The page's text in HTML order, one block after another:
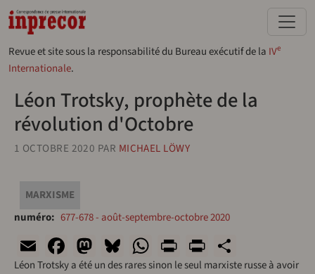
Aller au contenu principal
Revue et site sous la responsabilité du Bureau exécutif de la IVe
Internationale.
Léon Trotsky, prophète de la
révolution d'Octobre
1 OCTOBRE 2020 PAR MICHAEL LÖWY
MARXISME
numéro
677-678 - août-septembre-octobre 2020
EmailFacebook
Mastodon
Bluesky
WhatsApp
Print
Léon Trotsky a été un des rares sinon le seul marxiste russe à avoir